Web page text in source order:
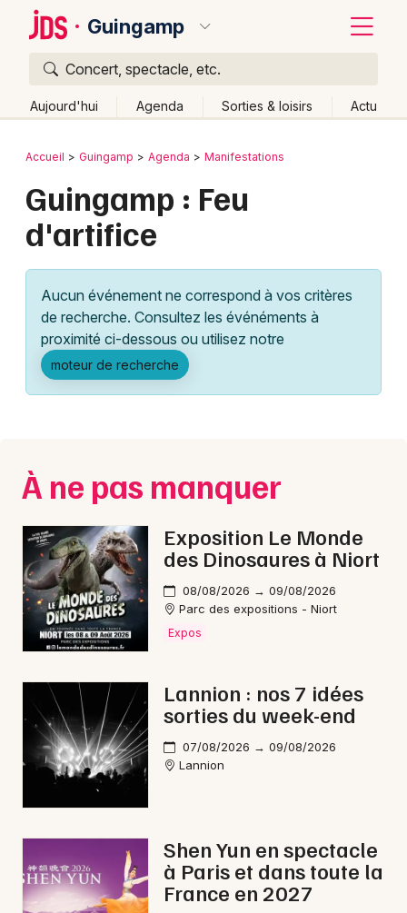
Guingamp
Concert, spectacle, etc.
Aujourd'hui Agenda Sorties & loisirs Actu
Publier un événement
Grands événements
Activité & Expérience
Manifestations
Foires & salons
Concerts
Sports
Soirées
Sorties famille
Sorties & loisirs
Feu d'artifice dans les Côtes d'Armor
Feu d'artifice en Bretagne
Newsletter des sorties
Bordeaux
Colmar
Lille
Lyon
Marseille
Mulhouse
Nice
Paris
Strasbourg
Toulouse
Toutes les villes
Retour
Accueil Guingamp Agenda Manifestations
Guingamp : Feu
d'artifice
Aucun événement ne correspond à vos critères
de recherche. Consultez les événéments à
proximité ci-dessous ou utilisez notre
moteur de recherche
À ne pas manquer
Exposition Le Monde
des Dinosaures à Niort
08/08/2026 → 09/08/2026
Parc des expositions - Niort
Expos
Lannion : nos 7 idées
sorties du week-end
07/08/2026 → 09/08/2026
Lannion
Shen Yun en spectacle
à Paris et dans toute la
France en 2027
Quoi ?
Où ?
Partout
Près de moi Changer de lieu
Quand ?
Aujourd'hui
Demain Ce week-end Autre